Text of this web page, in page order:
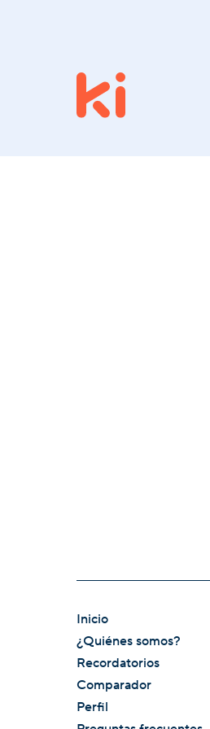
Inicio
¿Quiénes somos?
Recordatorios
Comparador
Perfil